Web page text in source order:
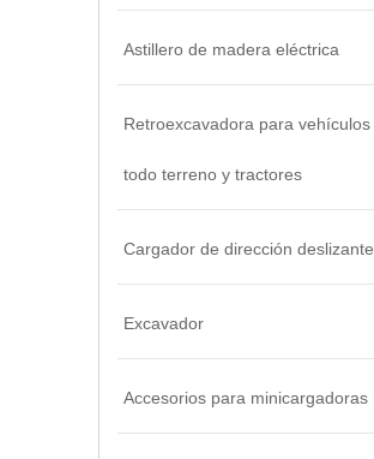
Astillero de madera eléctrica
Retroexcavadora para vehículos
todo terreno y tractores
Cargador de dirección deslizante
Excavador
Accesorios para minicargadoras